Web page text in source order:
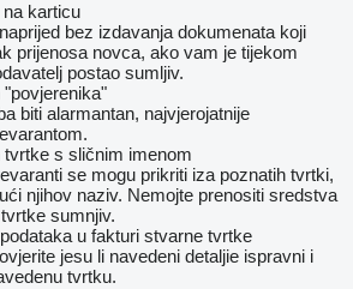
na karticu
bez izdavanja dokumenata koji
prijenosa novca, ako vam je tijekom
postao sumljiv.
biti alarmantan, najvjerojatnije
tvrtke s sličnim imenom
se mogu prikriti iza poznatih tvrtki,
njihov naziv. Nemojte prenositi sredstva
sumnjiv.
u fakturi stvarne tvrtke
jesu li navedeni detaljie ispravni i
tvrtku.